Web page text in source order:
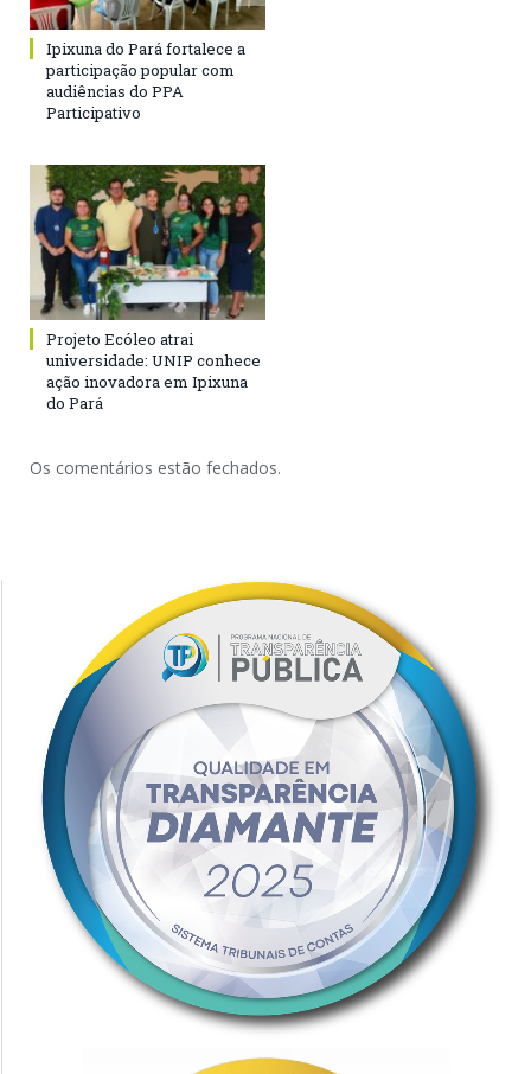
Ipixuna do Pará fortalece a
participação popular com
audiências do PPA
Participativo
Projeto Ecóleo atrai
universidade: UNIP conhece
ação inovadora em Ipixuna
do Pará
Os comentários estão fechados.